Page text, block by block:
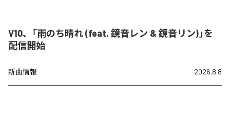
V10、「雨のち晴れ (feat. 鏡音レン & 鏡音リン)」を
配信開始
新曲情報 2026.8.8